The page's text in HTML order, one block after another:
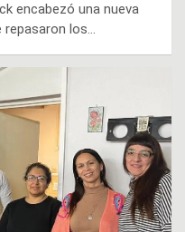
encabezó una nueva
repasaron los…